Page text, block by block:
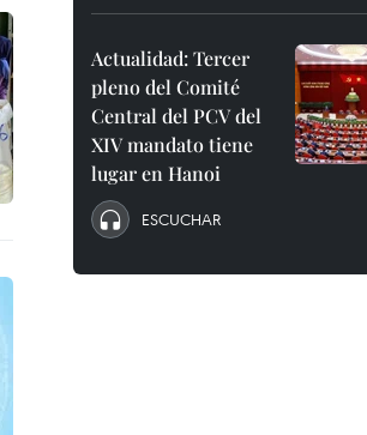
Actualidad: Tercer
pleno del Comité
Central del PCV del
XIV mandato tiene
lugar en Hanoi
ESCUCHAR